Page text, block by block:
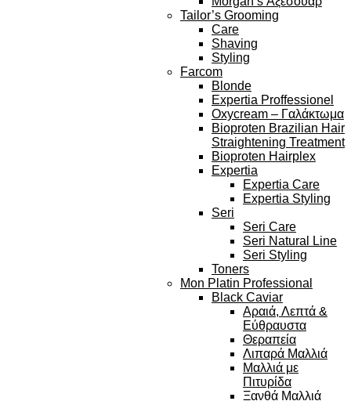
Tailor’s Grooming
Care
Shaving
Styling
Farcom
Blonde
Expertia Proffessionel
Oxycream – Γαλάκτωμα
Bioproten Brazilian Hair
Straightening Treatment
Bioproten Hairplex
Expertia
Expertia Care
Expertia Styling
Seri
Seri Care
Seri Natural Line
Seri Styling
Toners
Mon Platin Professional
Black Caviar
Αραιά, Λεπτά &
Εύθραυστα
Θεραπεία
Λιπαρά Μαλλιά
Μαλλιά με
Πιτυρίδα
Ξανθά Μαλλιά